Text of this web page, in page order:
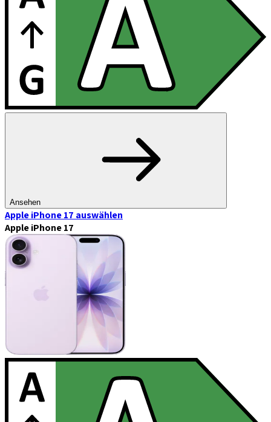
Ansehen
Apple iPhone 17 auswählen
Apple iPhone 17